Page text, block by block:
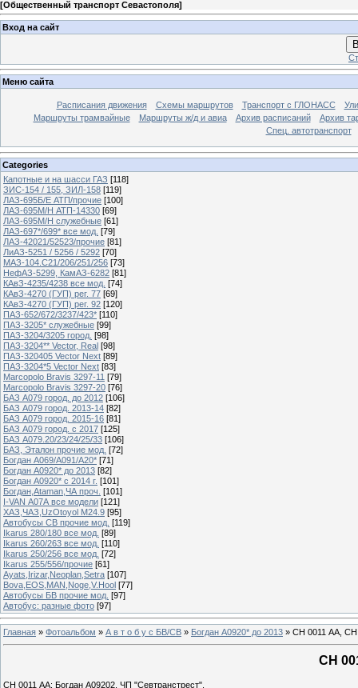
[Общественный транспорт Севастополя]
Вход на сайт
Меню сайта
Расписания движения Схемы маршрутов Транспорт с ГЛОНАСС
Маршруты трамвайные
Маршруты ж/д и авиа Архив расписаний
Архив
Спец. автотранспорт
Categories
Капотные и на шасси ГАЗ [118]
ЗИС-154 / 155, ЗИЛ-158 [119]
ЛАЗ-695Б/Е АТП/прочие [100]
ЛАЗ-695М/Н АТП-14330 [69]
ЛАЗ-695М/Н служебные [61]
ЛАЗ-697*/699* все мод. [79]
ЛАЗ-42021/52523/прочие [81]
ЛиАЗ-5251 / 5256 / 5292 [70]
МАЗ-104.C21/206/251/256 [73]
НефАЗ-5299, КамАЗ-6282 [81]
КАвЗ-4235/4238 все мод. [74]
КАвЗ-4270 (ГУП) рег. 77 [69]
КАвЗ-4270 (ГУП) рег. 92 [120]
ПАЗ-652/672/3237/423* [110]
ПАЗ-3205* служебные [99]
ПАЗ-3204/3205 город. [98]
ПАЗ-3204** Vector, Real [98]
ПАЗ-320405 Vector Next [89]
ПАЗ-3204*5 Vector Next [83]
Marcopolo Bravis 3297-11 [79]
Marcopolo Bravis 3297-20 [76]
БАЗ А079 город. до 2012 [106]
БАЗ А079 город. 2013-14 [82]
БАЗ А079 город. 2015-16 [81]
БАЗ А079 город. с 2017 [125]
БАЗ А079.20/23/24/25/33 [106]
БАЗ, Эталон прочие мод. [72]
Богдан А069/А091/А20* [71]
Богдан А0920* до 2013 [82]
Богдан А0920* с 2014 г. [101]
Богдан,Ataman,ЧА проч. [101]
I-VAN А07А все модели [121]
ХАЗ,ЧАЗ,UzOtoyol M24.9 [95]
Автобусы СВ прочие мод. [119]
Ikarus 280/180 все мод. [89]
Ikarus 260/263 все мод. [110]
Ikarus 250/256 все мод. [72]
Ikarus 255/556/прочие [61]
Ayats,Irizar,Neoplan,Setra [107]
Bova,EOS,MAN,Noge,V.Hool [77]
Автобусы БВ прочие мод. [97]
Автобус: разные фото [97]
Главная » Фотоальбом » А в т о б у с БВ/СВ » Богдан А0920* до 2013 » СН 0011 АА, СН
СН
СН 0011 АА: Богдан А09202, ЧП "Севтранстрест".